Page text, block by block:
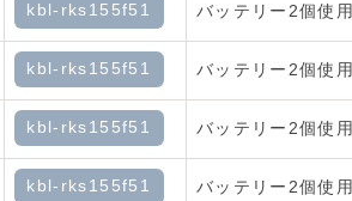
kbl-rks155f51 バッテリー2個使用
kbl-rks155f51 バッテリー2個使用
kbl-rks155f51 バッテリー2個使用
kbl-rks155f51 バッテリー2個使用